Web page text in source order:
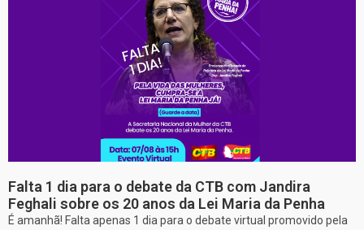
Falta 1 dia para o debate da CTB com Jandira
Feghali sobre os 20 anos da Lei Maria da Penha
É amanhã! Falta apenas 1 dia para o debate virtual promovido pela